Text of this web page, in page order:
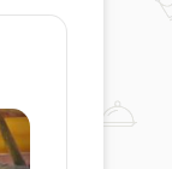
Bölmesi